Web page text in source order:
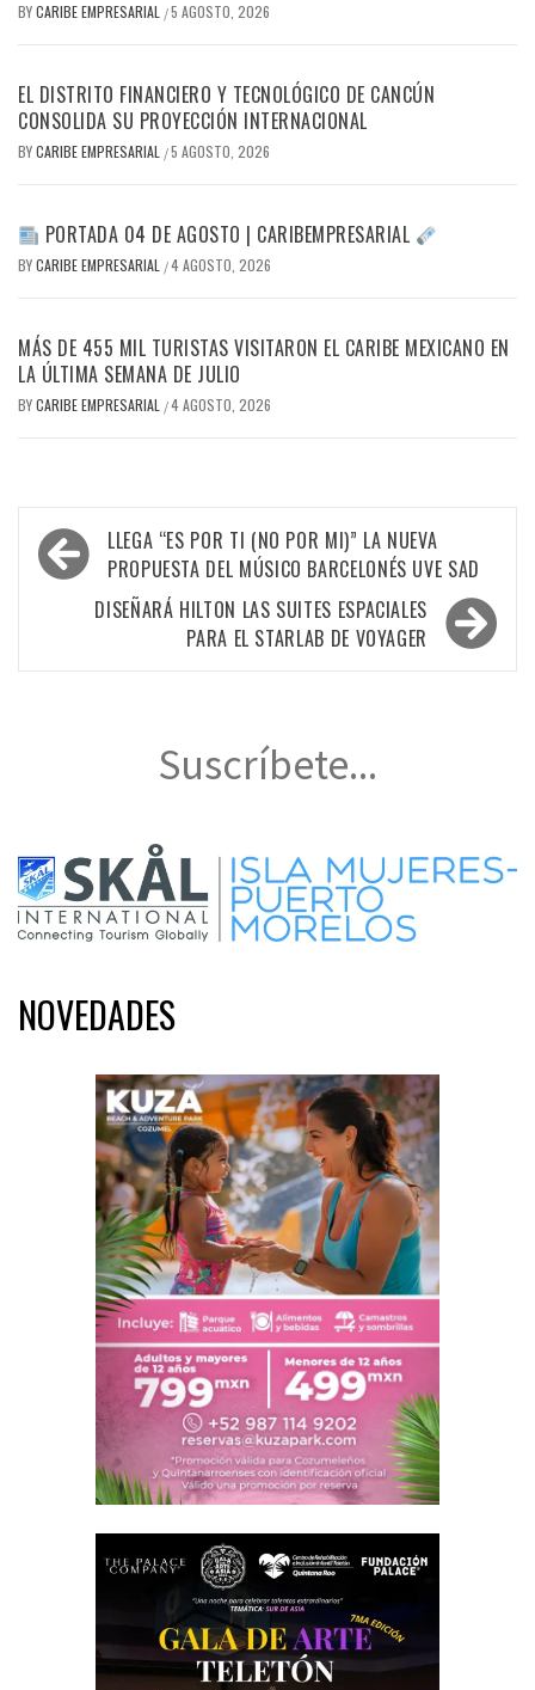
BYCARIBE EMPRESARIAL /5 AGOSTO, 2026
EL DISTRITO FINANCIERO Y TECNOLÓGICO DE CANCÚN
CONSOLIDA SU PROYECCIÓN INTERNACIONAL
BYCARIBE EMPRESARIAL /5 AGOSTO, 2026
PORTADA 04 DE AGOSTO | CARIBEMPRESARIAL
BYCARIBE EMPRESARIAL /4 AGOSTO, 2026
MÁS DE 455 MIL TURISTAS VISITARON EL CARIBE MEXICANO EN
LA ÚLTIMA SEMANA DE JULIO
BYCARIBE EMPRESARIAL /4 AGOSTO, 2026
Navegación
de
entradas
LLEGA “ES POR TI (NO POR MI)” LA NUEVA
PROPUESTA DEL MÚSICO BARCELONÉS UVE SAD
DISEÑARÁ HILTON LAS SUITES ESPACIALES
PARA EL STARLAB DE VOYAGER
Suscríbete...
NOVEDADES